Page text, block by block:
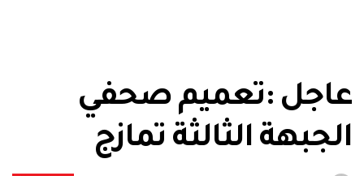
عاجل :تعميم صحفي
الجبهة الثالثة تمازج